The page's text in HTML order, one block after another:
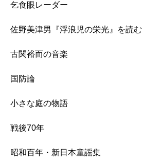
乞食眼レーダー
佐野美津男『浮浪児の栄光』を読む
古関裕而の音楽
国防論
小さな庭の物語
戦後70年
昭和百年・新日本童謡集